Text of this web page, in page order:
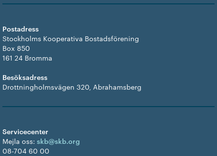
Postadress
Stockholms Kooperativa Bostadsförening
Box 850
161 24 Bromma
Besöksadress
Drottningholmsvägen 320, Abrahamsberg
Servicecenter
Mejla oss: skb@skb.org
08-704 60 00